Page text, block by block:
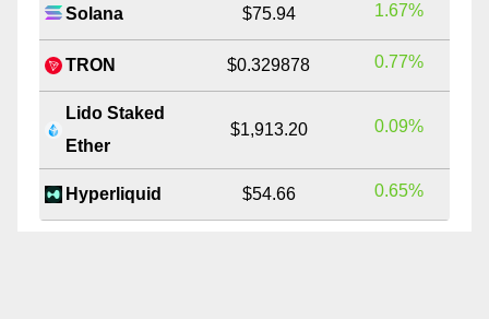
Solana $75.94 1.67%
TRON $0.329878 0.77%
Lido Staked
Ether
$1,913.20 0.09%
Hyperliquid $54.66 0.65%